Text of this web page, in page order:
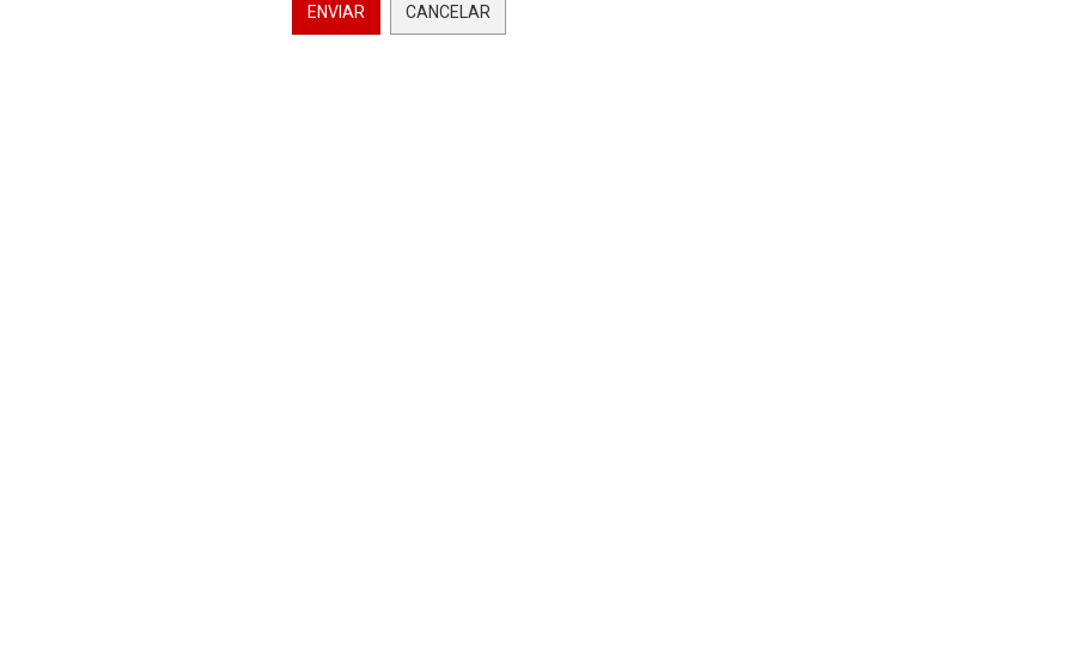
ENVIAR CANCELAR